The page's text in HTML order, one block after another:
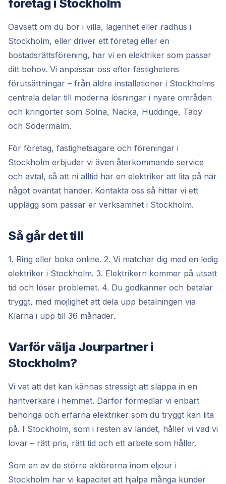
företag i Stockholm
Oavsett om du bor i villa, lägenhet eller radhus i
Stockholm, eller driver ett företag eller en
bostadsrättsförening, har vi en elektriker som passar
ditt behov. Vi anpassar oss efter fastighetens
förutsättningar – från äldre installationer i Stockholms
centrala delar till moderna lösningar i nyare områden
och kringorter som Solna, Nacka, Huddinge, Täby
och Södermalm.
För företag, fastighetsägare och föreningar i
Stockholm erbjuder vi även återkommande service
och avtal, så att ni alltid har en elektriker att lita på när
något oväntat händer. Kontakta oss så hittar vi ett
upplägg som passar er verksamhet i Stockholm.
Så går det till
1. Ring eller boka online. 2. Vi matchar dig med en ledig
elektriker i Stockholm. 3. Elektrikern kommer på utsatt
tid och löser problemet. 4. Du godkänner och betalar
tryggt, med möjlighet att dela upp betalningen via
Klarna i upp till 36 månader.
Varför välja Jourpartner i
Stockholm?
Vi vet att det kan kännas stressigt att släppa in en
hantverkare i hemmet. Därför förmedlar vi enbart
behöriga och erfarna elektriker som du tryggt kan lita
på. I Stockholm, som i resten av landet, håller vi vad vi
lovar – rätt pris, rätt tid och ett arbete som håller.
Som en av de större aktörerna inom eljour i
Stockholm har vi kapacitet att hjälpa många kunder